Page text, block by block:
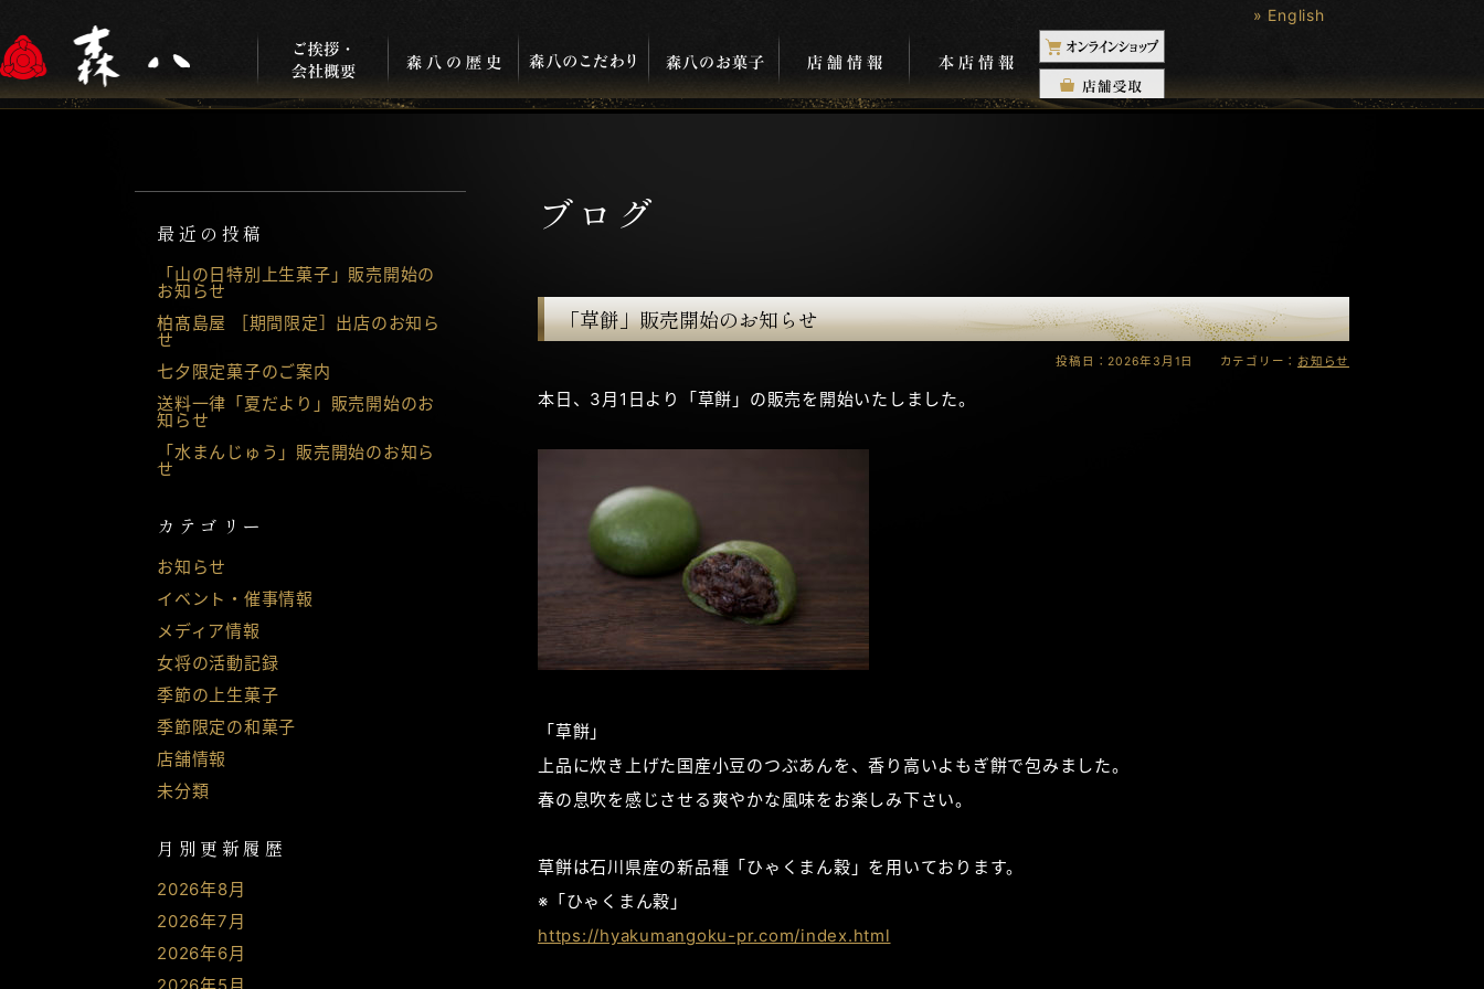
» English
最近の投稿
「山の日特別上生菓子」販売開始の
お知らせ
柏髙島屋 ［期間限定］出店のお知ら
せ
七夕限定菓子のご案内
送料一律「夏だより」販売開始のお
知らせ
「水まんじゅう」販売開始のお知ら
せ
カテゴリー
お知らせ
イベント・催事情報
メディア情報
女将の活動記録
季節の上生菓子
季節限定の和菓子
店舗情報
未分類
月別更新履歴
2026年8月
2026年7月
2026年6月
ブログ
「草餅」販売開始のお知らせ
投稿日：2026年3月1日 カテゴリー： お知らせ
本日、3月1日より「草餅」の販売を開始いたしました。
「草餅」
上品に炊き上げた国産小豆のつぶあんを、香り高いよもぎ餅で包みました。
春の息吹を感じさせる爽やかな風味をお楽しみ下さい。
草餅は石川県産の新品種「ひゃくまん穀」を用いております。
※「ひゃくまん穀」
https://hyakumangoku-pr.com/index.html